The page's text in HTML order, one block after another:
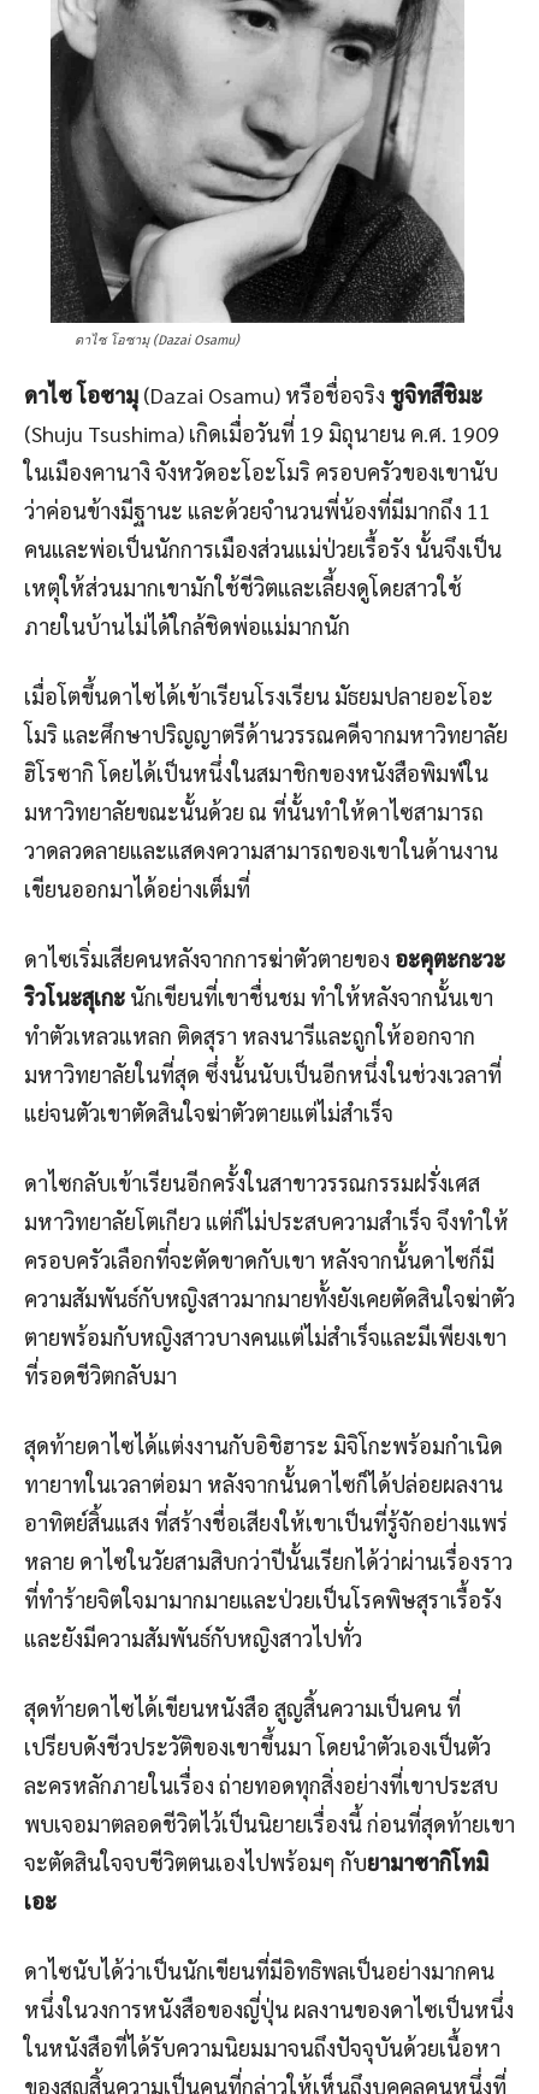
ดาไซ โอซามุ (Dazai Osamu)
ดาไซ โอซามุ (Dazai Osamu) หรือชื่อจริง ชูจิทสึชิมะ
(Shuju Tsushima) เกิดเมื่อวันที่ 19 มิถุนายน ค.ศ. 1909
ในเมืองคานางิ จังหวัดอะโอะโมริ ครอบครัวของเขานับ
ว่าค่อนข้างมีฐานะ และด้วยจำนวนพี่น้องที่มีมากถึง 11
คนและพ่อเป็นนักการเมืองส่วนแม่ป่วยเรื้อรัง นั้นจึงเป็น
เหตุให้ส่วนมากเขามักใช้ชีวิตและเลี้ยงดูโดยสาวใช้
ภายในบ้านไม่ได้ใกล้ชิดพ่อแม่มากนัก
เมื่อโตขึ้นดาไซได้เข้าเรียนโรงเรียน มัธยมปลายอะโอะ
โมริ และศึกษาปริญญาตรีด้านวรรณคดีจากมหาวิทยาลัย
ฮิโรซากิ โดยได้เป็นหนึ่งในสมาชิกของหนังสือพิมพ์ใน
มหาวิทยาลัยขณะนั้นด้วย ณ ที่นั้นทำให้ดาไซสามารถ
วาดลวดลายและแสดงความสามารถของเขาในด้านงาน
เขียนออกมาได้อย่างเต็มที่
ดาไซเริ่มเสียคนหลังจากการฆ่าตัวตายของ อะคุตะกะวะ
ริวโนะสุเกะ นักเขียนที่เขาชื่นชม ทำให้หลังจากนั้นเขา
ทำตัวเหลวแหลก ติดสุรา หลงนารีและถูกให้ออกจาก
มหาวิทยาลัยในที่สุด ซึ่งนั้นนับเป็นอีกหนึ่งในช่วงเวลาที่
แย่จนตัวเขาตัดสินใจฆ่าตัวตายแต่ไม่สำเร็จ
ดาไซกลับเข้าเรียนอีกครั้งในสาขาวรรณกรรมฝรั่งเศส
มหาวิทยาลัยโตเกียว แต่ก็ไม่ประสบความสำเร็จ จึงทำให้
ครอบครัวเลือกที่จะตัดขาดกับเขา หลังจากนั้นดาไซก็มี
ความสัมพันธ์กับหญิงสาวมากมายทั้งยังเคยตัดสินใจฆ่าตัว
ตายพร้อมกับหญิงสาวบางคนแต่ไม่สำเร็จและมีเพียงเขา
ที่รอดชีวิตกลับมา
สุดท้ายดาไซได้แต่งงานกับอิชิฮาระ มิจิโกะพร้อมกำเนิด
ทายาทในเวลาต่อมา หลังจากนั้นดาไซก็ได้ปล่อยผลงาน
อาทิตย์สิ้นแสง ที่สร้างชื่อเสียงให้เขาเป็นที่รู้จักอย่างแพร่
หลาย ดาไซในวัยสามสิบกว่าปีนั้นเรียกได้ว่าผ่านเรื่องราว
ที่ทำร้ายจิตใจมามากมายและป่วยเป็นโรคพิษสุราเรื้อรัง
และยังมีความสัมพันธ์กับหญิงสาวไปทั่ว
สุดท้ายดาไซได้เขียนหนังสือ สูญสิ้นความเป็นคน ที่
เปรียบดังชีวประวัติของเขาขึ้นมา โดยนำตัวเองเป็นตัว
ละครหลักภายในเรื่อง ถ่ายทอดทุกสิ่งอย่างที่เขาประสบ
พบเจอมาตลอดชีวิตไว้เป็นนิยายเรื่องนี้ ก่อนที่สุดท้ายเขา
จะตัดสินใจจบชีวิตตนเองไปพร้อมๆ กับยามาซากิโทมิ
เอะ
ดาไซนับได้ว่าเป็นนักเขียนที่มีอิทธิพลเป็นอย่างมากคน
หนึ่งในวงการหนังสือของญี่ปุ่น ผลงานของดาไซเป็นหนึ่ง
ในหนังสือที่ได้รับความนิยมมาจนถึงปัจจุบันด้วยเนื้อหา
ของสูญสิ้นความเป็นคนที่กล่าวให้เห็นถึงบุคคลคนหนึ่งที่